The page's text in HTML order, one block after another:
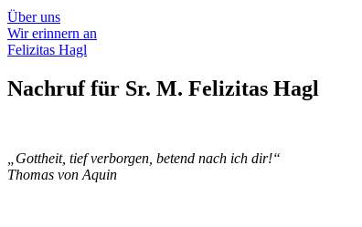
Über uns
Wir erinnern an
Felizitas Hagl
Nachruf für Sr. M. Felizitas Hagl
„Gottheit, tief verborgen, betend nach ich dir!“
Thomas von Aquin